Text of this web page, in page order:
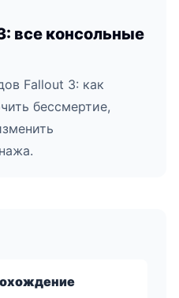
все консольные
Fallout 3: как
бессмертие,